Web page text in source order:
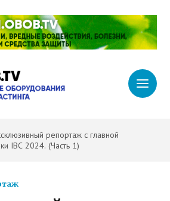
репортаж с главной
IBC 2024. (Часть 1)